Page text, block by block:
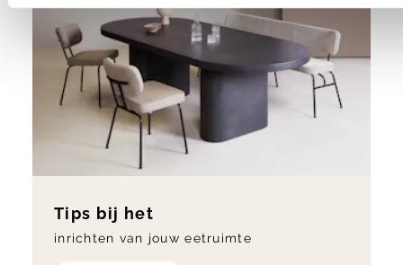
Tips bij het
inrichten van jouw eetruimte